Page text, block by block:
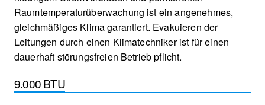
Raumtemperaturüberwachung ist ein angenehmes,
gleichmäßiges Klima garantiert. Evakuieren der
Leitungen durch einen Klimatechniker ist für einen
dauerhaft störungsfreien Betrieb pflicht.
9.000 BTU